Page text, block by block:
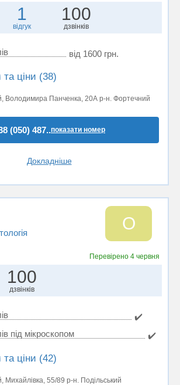
1
відгук
100
дзвінків
від 1600 грн.
ціни (38)
Володимира Панченка, 20А р-н. Фортечний
(050) 487..показати номер
Докладніше
O
Перевірено 4 червня
100
дзвінків
✔️
під мікроскопом
✔️
ціни (42)
Михайлівка, 55/89 р-н. Подільський